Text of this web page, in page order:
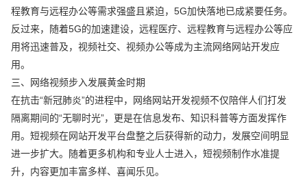
程教育与远程办公等需求强盛且紧迫，5G加快落地已成紧要任务。
反过来，随着5G的加速建设，远程医疗、远程教育与远程办公等应
用将迅速普及，视频社交、视频办公等成为主流网络网站开发应
用。
三、网络视频步入发展黄金时期
在抗击“新冠肺炎”的进程中，网络网站开发视频不仅陪伴人们打发
隔离期间的“无聊时光”，更是在信息发布、知识科普等方面发挥作
用。短视频在网站开发平台盘整之后获得新的动力，发展空间明显
进一步扩大。随着更多机构和专业人士进入，短视频制作水准提
升，内容更加丰富多样、喜闻乐见。